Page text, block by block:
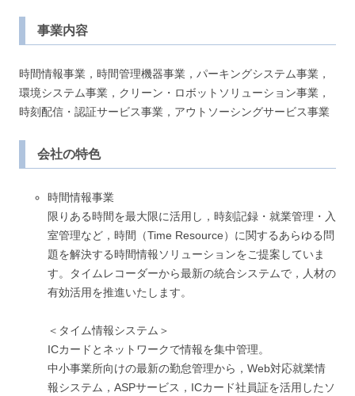
事業内容
時間情報事業，時間管理機器事業，パーキングシステム事業，
環境システム事業，クリーン・ロボットソリューション事業，
時刻配信・認証サービス事業，アウトソーシングサービス事業
会社の特色
時間情報事業
限りある時間を最大限に活用し，時刻記録・就業管理・入
室管理など，時間（Time Resource）に関するあらゆる問
題を解決する時間情報ソリューションをご提案していま
す。タイムレコーダーから最新の統合システムで，人材の
有効活用を推進いたします。
＜タイム情報システム＞
ICカードとネットワークで情報を集中管理。
中小事業所向けの最新の勤怠管理から，Web対応就業情
報システム，ASPサービス，ICカード社員証を活用したソ